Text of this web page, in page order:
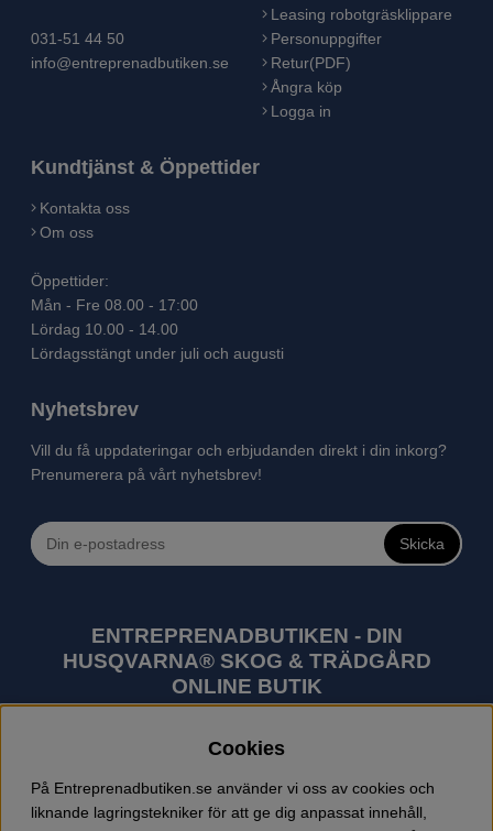
031-51 44 50
info@entreprenadbutiken.se
Leasing robotgräsklippare
Personuppgifter
Retur(PDF)
Ångra köp
Logga in
Kundtjänst & Öppettider
Kontakta oss
Om oss
Öppettider:
Mån - Fre 08.00 - 17:00
Lördag 10.00 - 14.00
Lördagsstängt under juli och augusti
Nyhetsbrev
Vill du få uppdateringar och erbjudanden direkt i din inkorg?
Prenumerera på vårt nyhetsbrev!
Skicka
ENTREPRENADBUTIKEN - DIN
HUSQVARNA® SKOG & TRÄDGÅRD
ONLINE BUTIK
utomhusprodukter som skogsmaskiner och
trädgårdsmaskiner. I sortimentet finns bl.a. robotgräsklippare,
motorsågar, röjsågar, trimmers, riders, åkgräsklippare,
Cookies
På Entreprenadbutiken.se använder vi oss av cookies och
liknande lagringstekniker för att ge dig anpassat innehåll,